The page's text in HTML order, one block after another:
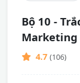
Bộ 10 -
Marketing
4.7 (106)